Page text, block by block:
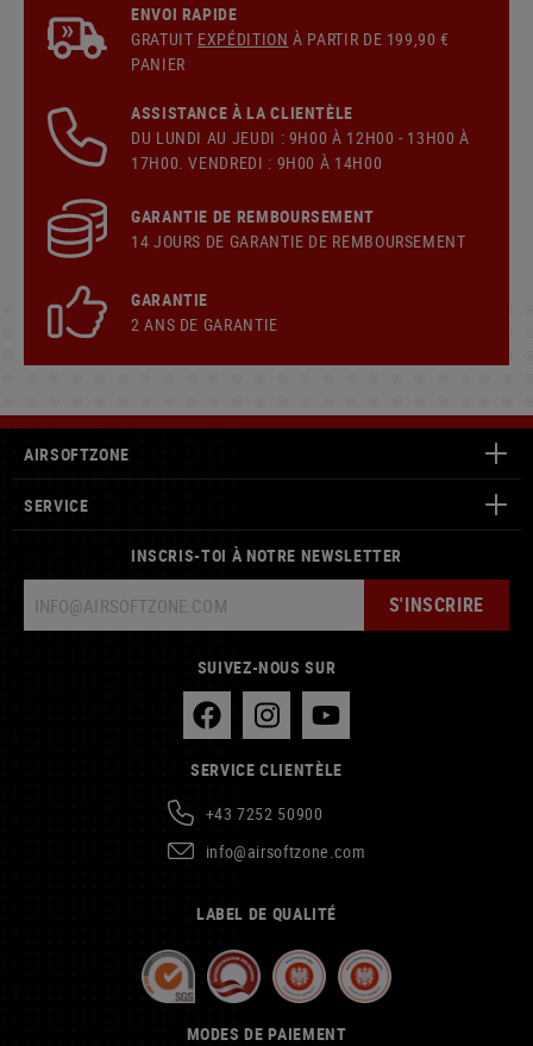
ENVOI RAPIDE
GRATUIT EXPÉDITION À PARTIR DE 199,90 €
PANIER
ASSISTANCE À LA CLIENTÈLE
DU LUNDI AU JEUDI : 9H00 À 12H00 - 13H00 À
17H00. VENDREDI : 9H00 À 14H00
GARANTIE DE REMBOURSEMENT
14 JOURS DE GARANTIE DE REMBOURSEMENT
GARANTIE
2 ANS DE GARANTIE
AIRSOFTZONE
SERVICE
INSCRIS-TOI À NOTRE NEWSLETTER
S'INSCRIRE
SUIVEZ-NOUS SUR
SERVICE CLIENTÈLE
+43 7252 50900
info@airsoftzone.com
LABEL DE QUALITÉ
MODES DE PAIEMENT